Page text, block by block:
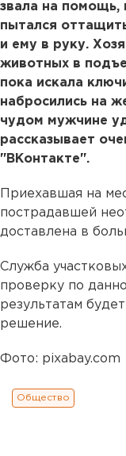
звала на помощь,
пытался
и ему в руку.
животных в
пока искала
набросились на
чудом мужчине
рассказывает
"ВКонтакте".
Приехавшая на
пострадавшей
доставлена в
Служба
проверку по
результатам
решение.
Фото: pixabay.com
Общество